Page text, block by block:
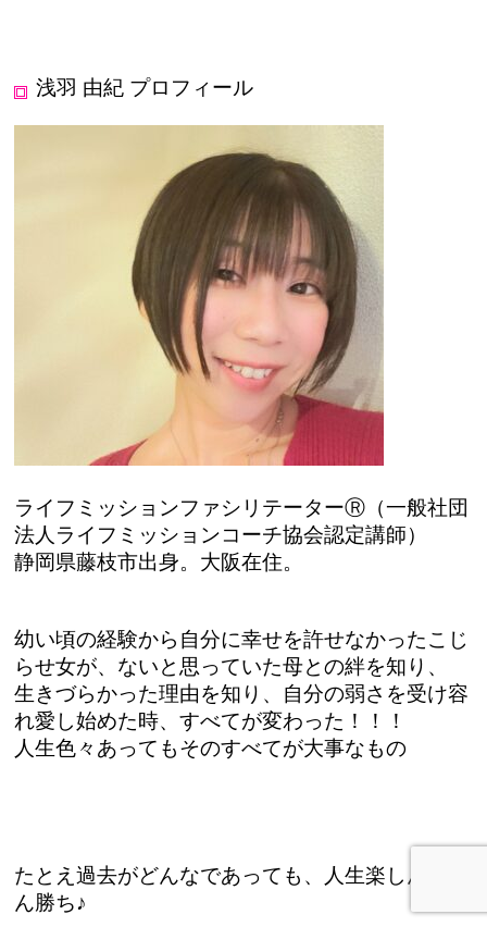
浅羽 由紀 プロフィール
ライフミッションファシリテーターⓇ（一般社団
法人ライフミッションコーチ協会認定講師）
静岡県藤枝市出身。大阪在住。
幼い頃の経験から自分に幸せを許せなかったこじ
らせ女が、ないと思っていた母との絆を知り、
生きづらかった理由を知り、自分の弱さを受け容
れ愛し始めた時、すべてが変わった！！！
人生色々あってもそのすべてが大事なもの
たとえ過去がどんなであっても、人生楽しん
ん勝ち♪